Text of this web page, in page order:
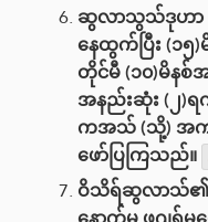
ဆွလာသွသ်ဒုဟာ (
နေထွက်ပြီး (၁
တိုင်မီ (၁၀)မိနစ်
အနည်းဆုံး (၂)ရ
ကအသ် (သို့) အက
ဖော်ပြကြသည်။
ဝိသိရ်ဆွလာသ်၏